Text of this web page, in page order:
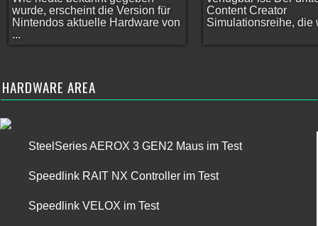
wurde, erscheint die Version für
Nintendos aktuelle Hardware von
...
Content Creator
Simulationsreihe, die
HARDWARE AREA
SteelSeries AEROX 3 GEN2 Maus im Test
Speedlink RAIT NX Controller im Test
Speedlink VELOX im Test